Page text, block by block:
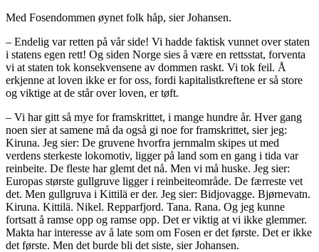
Med Fosendommen øynet folk håp, sier Johansen.
– Endelig var retten på vår side! Vi hadde faktisk vunnet over staten
i statens egen rett! Og siden Norge sies å være en rettsstat, forventa
vi at staten tok konsekvensene av dommen raskt. Vi tok feil. Å
erkjenne at loven ikke er for oss, fordi kapitalistkreftene er så store
og viktige at de står over loven, er tøft.
– Vi har gitt så mye for framskrittet, i mange hundre år. Hver gang
noen sier at samene må da også gi noe for framskrittet, sier jeg:
Kiruna. Jeg sier: De gruvene hvorfra jernmalm skipes ut med
verdens sterkeste lokomotiv, ligger på land som en gang i tida var
reinbeite. De fleste har glemt det nå. Men vi må huske. Jeg sier:
Europas største gullgruve ligger i reinbeiteområde. De færreste vet
det. Men gullgruva i Kittilä er der. Jeg sier: Bidjovagge. Bjørnevatn.
Kiruna. Kittilä. Nikel. Repparfjord. Tana. Rana. Og jeg kunne
fortsatt å ramse opp og ramse opp. Det er viktig at vi ikke glemmer.
Makta har interesse av å late som om Fosen er det første. Det er ikke
det første. Men det burde bli det siste, sier Johansen.